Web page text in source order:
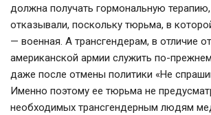
должна получать гормональную
отказывали, поскольку тюрьма, в
— военная. А трансгендерам, в отличие
американской армии служить по-
даже после отмены политики «Не
Именно поэтому ее тюрьма не
необходимых трансгендерным людям